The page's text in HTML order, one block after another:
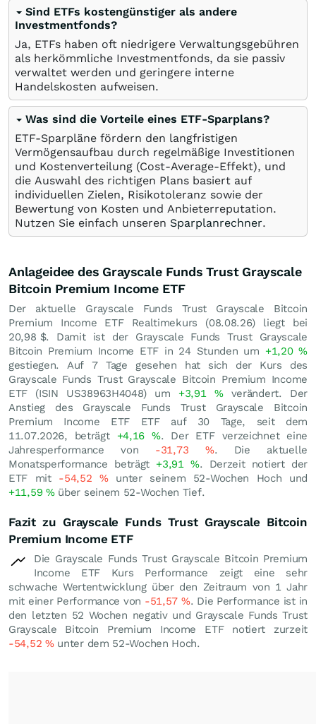
Sind ETFs kostengünstiger als andere
Investmentfonds?
Ja, ETFs haben oft niedrigere Verwaltungsgebühren
als herkömmliche Investmentfonds, da sie passiv
verwaltet werden und geringere interne
Handelskosten aufweisen.
Was sind die Vorteile eines ETF-Sparplans?
ETF-Sparpläne fördern den langfristigen
Vermögensaufbau durch regelmäßige Investitionen
und Kostenverteilung (Cost-Average-Effekt), und
die Auswahl des richtigen Plans basiert auf
individuellen Zielen, Risikotoleranz sowie der
Bewertung von Kosten und Anbieterreputation.
Nutzen Sie einfach unseren Sparplanrechner.
Anlageidee des Grayscale Funds Trust Grayscale
Bitcoin Premium Income ETF
Der aktuelle Grayscale Funds Trust Grayscale Bitcoin
Premium Income ETF Realtimekurs (08.08.26) liegt bei
20,98 $. Damit ist der Grayscale Funds Trust Grayscale
Bitcoin Premium Income ETF in 24 Stunden um +1,20%
gestiegen. Auf 7 Tage gesehen hat sich der Kurs des
Grayscale Funds Trust Grayscale Bitcoin Premium Income
ETF (ISIN US38963H4048) um +3,91 %verändert. Der
Anstieg des Grayscale Funds Trust Grayscale Bitcoin
Premium Income ETF ETF auf 30 Tage, seit dem
11.07.2026, beträgt +4,16%. Der ETF verzeichnet eine
Jahresperformance von -31,73 %. Die aktuelle
Monatsperformance beträgt +3,91 %. Derzeit notiert der
ETF mit -54,52 %unter seinem 52-Wochen Hoch und
+11,59 %über seinem 52-Wochen Tief.
Fazit zu Grayscale Funds Trust Grayscale Bitcoin
Premium Income ETF
Die Grayscale Funds Trust Grayscale Bitcoin Premium
Income ETF Kurs Performance zeigt eine sehr
schwache Wertentwicklung über den Zeitraum von 1 Jahr
mit einer Performance von -51,57 %. Die Performance ist in
den letzten 52 Wochen negativ und Grayscale Funds Trust
Grayscale Bitcoin Premium Income ETF notiert zurzeit
-54,52 %unter dem 52-Wochen Hoch.